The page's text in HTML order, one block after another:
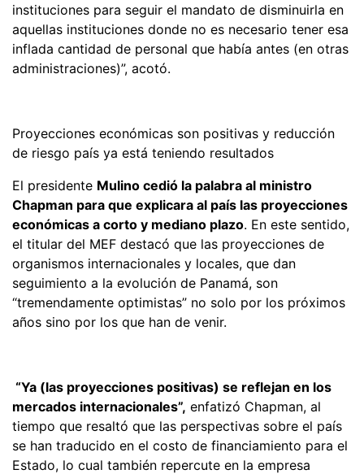
instituciones para seguir el mandato de disminuirla en
aquellas instituciones donde no es necesario tener esa
inflada cantidad de personal que había antes (en otras
administraciones)”, acotó.
Proyecciones económicas son positivas y reducción
de riesgo país ya está teniendo resultados
El presidente Mulino cedió la palabra al ministro
Chapman para que explicara al país las proyecciones
económicas a corto y mediano plazo. En este sentido,
el titular del MEF destacó que las proyecciones de
organismos internacionales y locales, que dan
seguimiento a la evolución de Panamá, son
“tremendamente optimistas” no solo por los próximos
años sino por los que han de venir.
“Ya (las proyecciones positivas) se reflejan en los
mercados internacionales”, enfatizó Chapman, al
tiempo que resaltó que las perspectivas sobre el país
se han traducido en el costo de financiamiento para el
Estado, lo cual también repercute en la empresa